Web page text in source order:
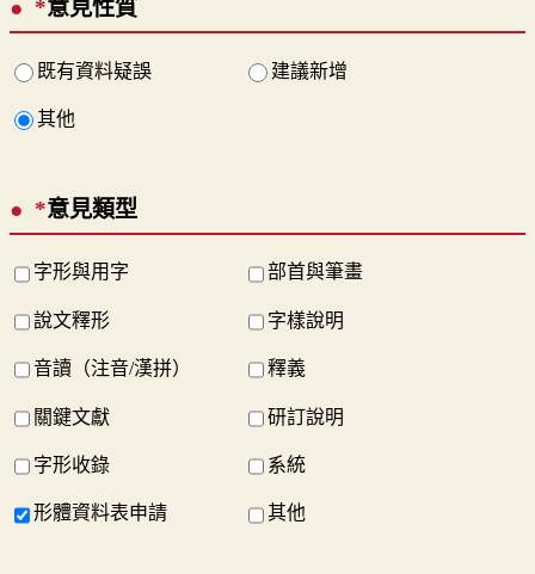
*意見性質
既有資料疑誤 建議新增
其他
*意見類型
字形與用字 部首與筆畫
說文釋形 字樣說明
音讀（注音/漢拼） 釋義
關鍵文獻 研訂說明
字形收錄 系統
形體資料表申請 其他